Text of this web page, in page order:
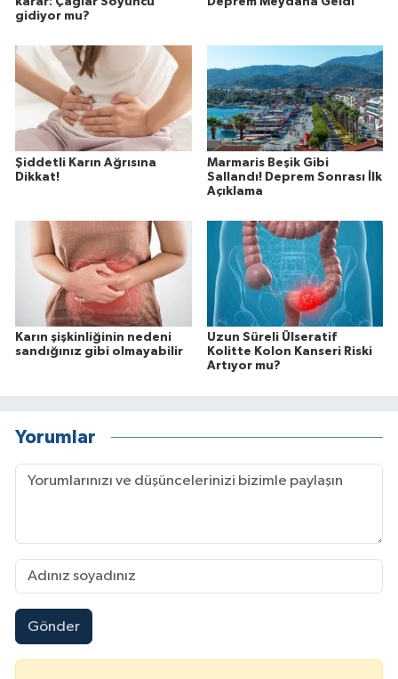
gidiyor mu?
Şiddetli Karın Ağrısına
Dikkat!
Marmaris Beşik Gibi
Sallandı! Deprem Sonrası İlk
Açıklama
Karın şişkinliğinin nedeni
sandığınız gibi olmayabilir
Uzun Süreli Ülseratif
Kolitte Kolon Kanseri Riski
Artıyor mu?
Yorumlar
Gönder